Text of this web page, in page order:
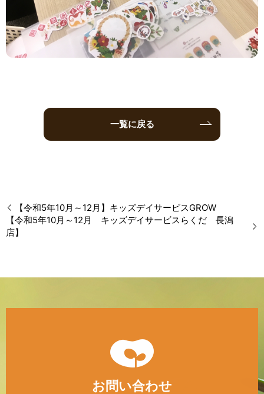
一覧に戻る
【令和5年10月～12月】キッズデイサービスGROW
【令和5年10月～12月 キッズデイサービスらくだ 長潟
店】
お問い合わせ